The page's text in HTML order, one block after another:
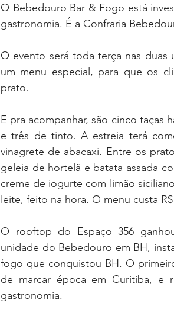
O Bebedouro Bar & Fogo está
gastronomia. É a Confraria
O evento será toda terça nas duas
um menu especial, para que os
prato.
E pra acompanhar, são cinco taças
e três de tinto. A estreia terá
vinagrete de abacaxi. Entre os
geleia de hortelã e batata assada
creme de iogurte com limão
leite, feito na hora. O menu custa
O rooftop do Espaço 356
unidade do Bebedouro em BH,
fogo que conquistou BH. O
de marcar época em Curitiba, e
gastronomia.